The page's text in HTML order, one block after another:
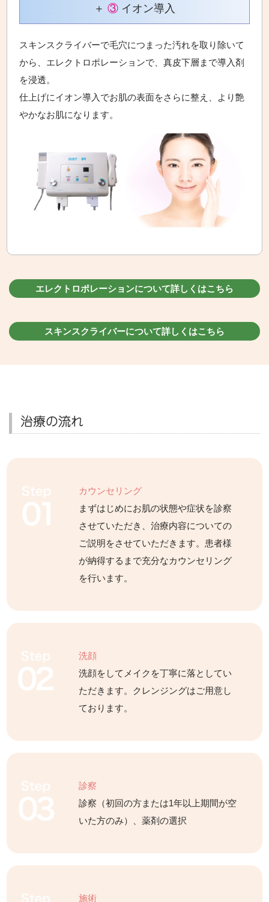
＋ ③ イオン導入
スキンスクライバーで毛穴につまった汚れを取り除いて
から、エレクトロポレーションで、真皮下層まで導入剤
を浸透。
仕上げにイオン導入でお肌の表面をさらに整え、より艶
やかなお肌になります。
エレクトロポレーションについて詳しくはこちら
スキンスクライバーについて詳しくはこちら
治療の流れ
カウンセリング
まずはじめにお肌の状態や症状を診察
させていただき、治療内容についての
ご説明をさせていただきます。患者様
が納得するまで充分なカウンセリング
を行います。
洗顔
洗顔をしてメイクを丁寧に落としてい
ただきます。クレンジングはご用意し
ております。
診察
診察（初回の方または1年以上期間が空
いた方のみ）、薬剤の選択
施術